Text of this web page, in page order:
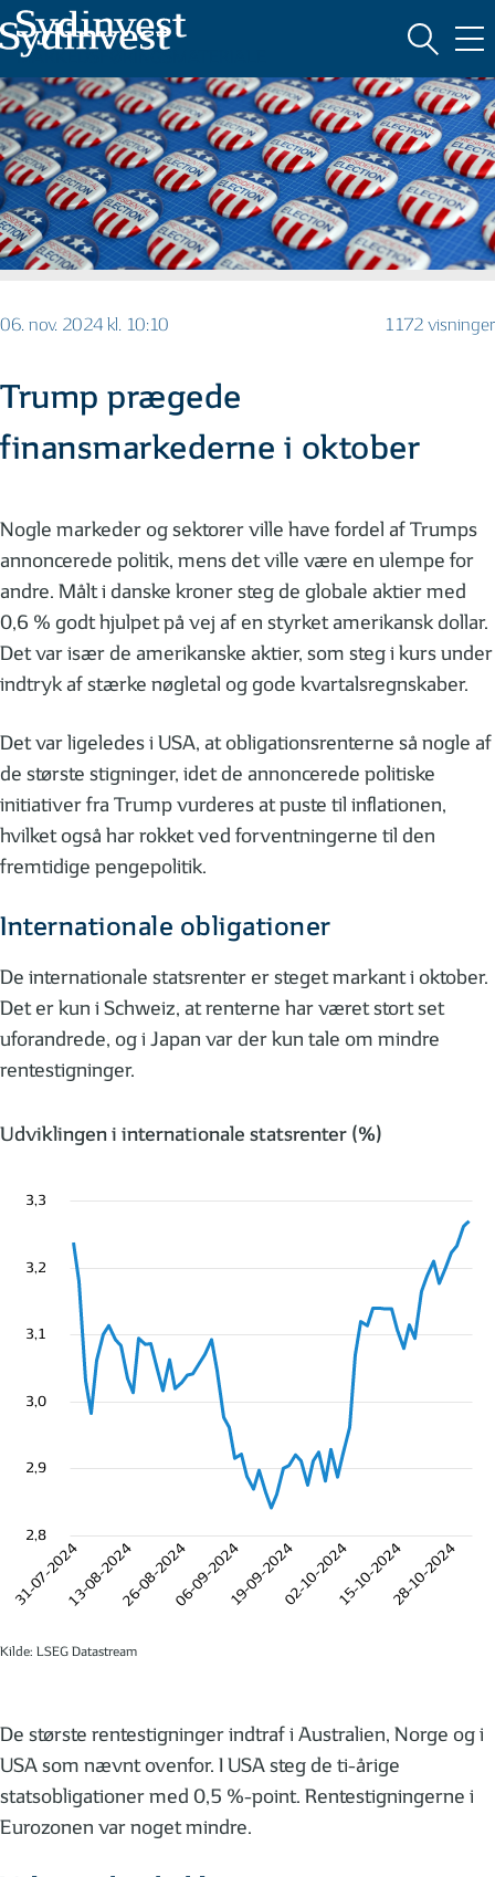
MARKEDSFØRINGSMATERIALE
06. nov. 2024 kl. 10:10 1172 visninger
Trump prægede
finansmarkederne i oktober
Nogle markeder og sektorer ville have fordel af Trumps
annoncerede politik, mens det ville være en ulempe for
andre. Målt i danske kroner steg de globale aktier med
0,6 % godt hjulpet på vej af en styrket amerikansk dollar.
Det var især de amerikanske aktier, som steg i kurs under
indtryk af stærke nøgletal og gode kvartalsregnskaber.
Det var ligeledes i USA, at obligationsrenterne så nogle af
de største stigninger, idet de annoncerede politiske
initiativer fra Trump vurderes at puste til inflationen,
hvilket også har rokket ved forventningerne til den
fremtidige pengepolitik.
Internationale obligationer
De internationale statsrenter er steget markant i oktober.
Det er kun i Schweiz, at renterne har været stort set
uforandrede, og i Japan var der kun tale om mindre
rentestigninger.
Udviklingen i internationale statsrenter (%)
31-07-202413-08-202426-08-202406-09-202419-09-202402-10-202415-10-202428-10-2024
2,8
2,9
3,0
3,1
3,2
3,3
Kilde: LSEG Datastream
De største rentestigninger indtraf i Australien, Norge og i
USA som nævnt ovenfor. I USA steg de ti-årige
statsobligationer med 0,5 %-point. Rentestigningerne i
Eurozonen var noget mindre.